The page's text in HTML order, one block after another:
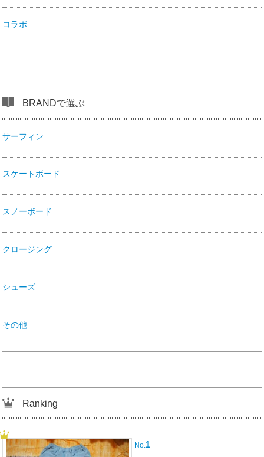
コラボ
BRANDで選ぶ
サーフィン
スケートボード
スノーボード
クロージング
シューズ
その他
Ranking
No.1